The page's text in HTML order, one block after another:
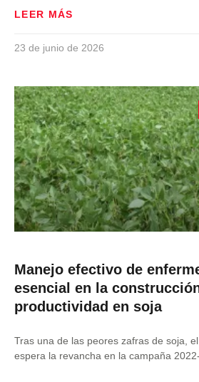
LEER MÁS
23 de junio de 2026
Manejo efectivo de
esencial en la
productividad en soja
Tras una de las peores zafras de soja,
espera la revancha en la campaña